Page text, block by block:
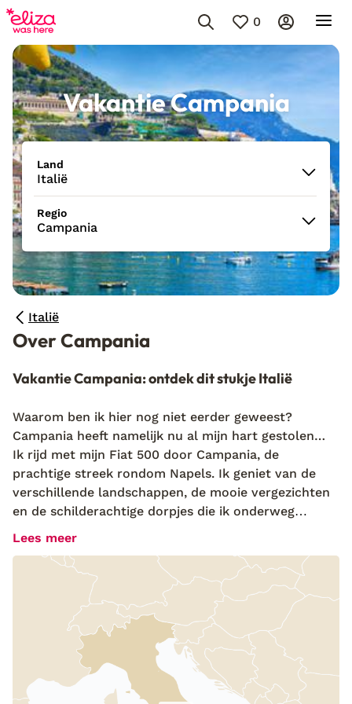
0
Vakantie Campania
Land
Italië
Regio
Campania
Italië
Over Campania
Vakantie Campania: ontdek dit stukje Italië
Waarom ben ik hier nog niet eerder geweest?
Campania heeft namelijk nu al mijn hart gestolen…
Ik rijd met mijn Fiat 500 door Campania, de
prachtige streek rondom Napels. Ik geniet van de
verschillende landschappen, de mooie vergezichten
en de schilderachtige dorpjes die ik onderweg
passeer. Je vindt hier de beroemde Amalfi kust,
en Hercalaneaum. En wat dacht je van de unieke
eilandjes Capri en Ischia? Niet gek dat kunstenaars
dit gebied al eeuwen geleden ontdekten en
gebruikten als inspiratiebron. Rondtoerend door
deze fantastische regio kom ik steeds vanzelf op de
mooiste locaties uit. Campania staat o.a. bekend om
zijn beroemde buffel mozzarella en olijfolie en ligt
tussen de glooiende, groene heuvels. Een perfecte
Lees meer